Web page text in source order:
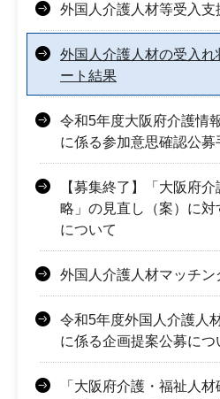
外国人介護人材等受入支
外国人介護人材の受入
ート結果
令和5年度大阪府介護情
に係る参加意思確認公募
【募集終了】「大阪府
略」の見直し（案）に
について
外国人介護人材マッチン
令和5年度外国人介護人
に係る企画提案公募につ
「大阪府介護・福祉人